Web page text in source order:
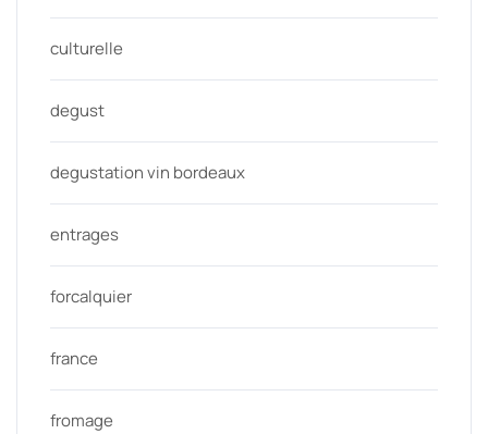
culturelle
degust
degustation vin bordeaux
entrages
forcalquier
france
fromage